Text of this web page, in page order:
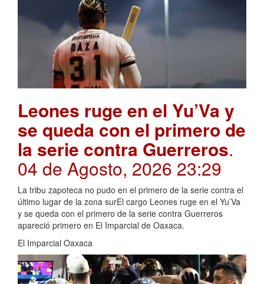
Leones ruge en el Yu’Va y
se queda con el primero de
la serie contra Guerreros.
04 de Agosto, 2026 23:29
La tribu zapoteca no pudo en el primero de la serie contra el
último lugar de la zona surEl cargo Leones ruge en el Yu’Va
y se queda con el primero de la serie contra Guerreros
apareció primero en El Imparcial de Oaxaca.
El Imparcial Oaxaca